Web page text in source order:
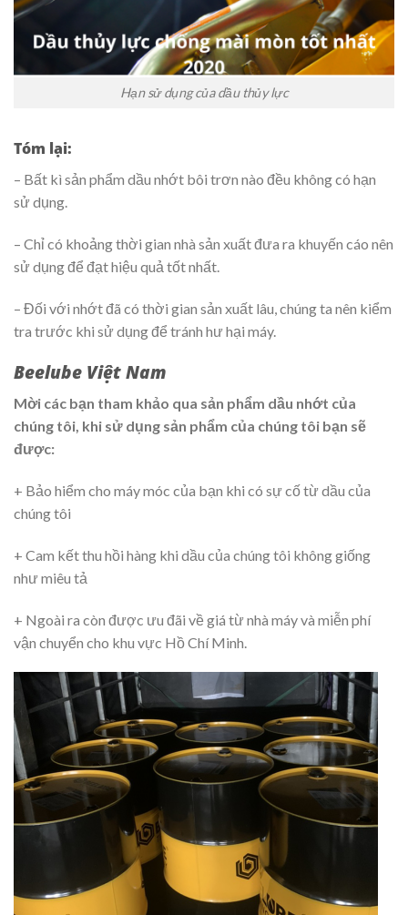
Hạn sử dụng của dầu thủy lực
Tóm lại:
– Bất kì sản phẩm dầu nhớt bôi trơn nào đều không có hạn
sử dụng.
– Chỉ có khoảng thời gian nhà sản xuất đưa ra khuyến cáo nên
sử dụng để đạt hiệu quả tốt nhất.
– Đối với nhớt đã có thời gian sản xuất lâu, chúng ta nên kiểm
tra trước khi sử dụng để tránh hư hại máy.
Beelube Việt Nam
Mời các bạn tham khảo qua sản phẩm dầu nhớt của
chúng tôi, khi sử dụng sản phẩm của chúng tôi bạn sẽ
được:
+ Bảo hiểm cho máy móc của bạn khi có sự cố từ dầu của
chúng tôi
+ Cam kết thu hồi hàng khi dầu của chúng tôi không giống
như miêu tả
+ Ngoài ra còn được ưu đãi về giá từ nhà máy và miễn phí
vận chuyển cho khu vực Hồ Chí Minh.